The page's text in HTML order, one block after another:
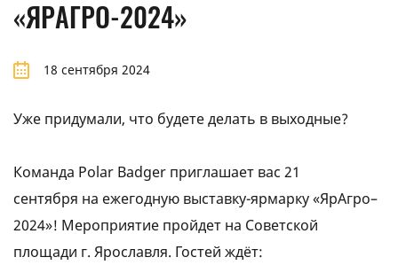
«ЯРАГРО-2024»
18 сентября 2024
Уже придумали, что будете делать в выходные?
Команда Polar Badger приглашает вас 21
сентября на ежегодную выставку-ярмарку «ЯрАгро–
2024»! Мероприятие пройдет на Советской
площади г. Ярославля. Гостей ждёт: